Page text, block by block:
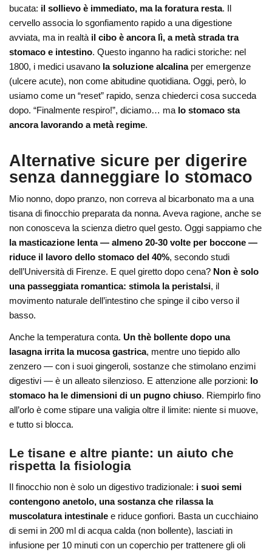
bucata: il sollievo è immediato, ma la foratura resta. Il
cervello associa lo sgonfiamento rapido a una digestione
avviata, ma in realtà il cibo è ancora lì, a metà strada tra
stomaco e intestino. Questo inganno ha radici storiche: nel
1800, i medici usavano la soluzione alcalinaper emergenze
(ulcere acute), non come abitudine quotidiana. Oggi, però, lo
usiamo come un “reset” rapido, senza chiederci cosa succeda
dopo. “Finalmente respiro!”, diciamo… ma lo stomaco sta
ancora lavorando a metà regime.
Alternative sicure per digerire
senza danneggiare lo stomaco
Mio nonno, dopo pranzo, non correva al bicarbonato ma a una
tisana di finocchio preparata da nonna. Aveva ragione, anche se
non conosceva la scienza dietro quel gesto. Oggi sappiamo che
la masticazione lenta — almeno 20-30 volte per boccone —
riduce il lavoro dello stomaco del 40%, secondo studi
dell’Università di Firenze. E quel giretto dopo cena? Non è solo
una passeggiata romantica: stimola la peristalsi, il
movimento naturale dell’intestino che spinge il cibo verso il
basso.
Anche la temperatura conta. Un thè bollente dopo una
lasagna irrita la mucosa gastrica, mentre uno tiepido allo
zenzero — con i suoi gingeroli, sostanze che stimolano enzimi
digestivi — è un alleato silenzioso. E attenzione alle porzioni: lo
stomaco ha le dimensioni di un pugno chiuso. Riempirlo fino
all’orlo è come stipare una valigia oltre il limite: niente si muove,
e tutto si blocca.
Le tisane e altre piante: un aiuto che
rispetta la fisiologia
Il finocchio non è solo un digestivo tradizionale: i suoi semi
contengono anetolo, una sostanza che rilassa la
muscolatura intestinale e riduce gonfiori. Basta un cucchiaino
di semi in 200 ml di acqua calda (non bollente), lasciati in
infusione per 10 minuti con un coperchio per trattenere gli oli